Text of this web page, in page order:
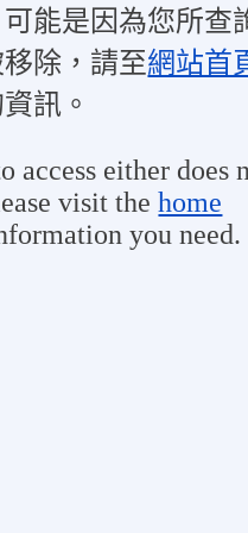
能是因為您所查
除，請至網站首
訊。
access either does
visit thehome
you need.